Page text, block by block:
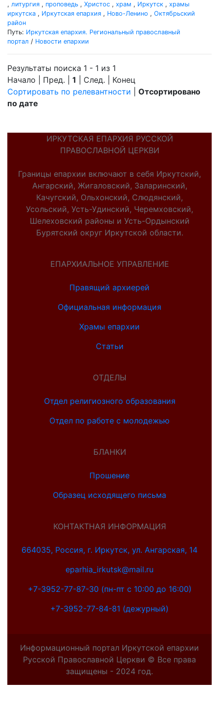
, литургия , проповедь , Христос , храм , Иркутск , храмы
иркутска , Иркутская епархия , Ново-Ленино , Октябрьский
район
Путь: Иркутская епархия. Региональный православный
портал / Новости епархии
Результаты поиска 1 - 1 из 1
Начало | Пред. | 1 | След. | Конец
Сортировать по релевантности
Отсортировано
по дате
ИРКУТСКАЯ ЕПАРХИЯ РУССКОЙ
ПРАВОСЛАВНОЙ ЦЕРКВИ
Границы епархии включают в себя Иркутский,
Ангарский, Жигаловский, Заларинский,
Качугский, Ольхонский, Слюдянский,
Усольский, Усть-Удинский, Черемховский,
Шелеховский районы и Усть-Ордынский
Бурятский округ Иркутской области.
ЕПАРХИАЛЬНОЕ УПРАВЛЕНИЕ
Правящий архиерей
Официальная информация
Храмы епархии
Статьи
ОТДЕЛЫ
Отдел религиозного образования
Отдел по работе с молодежью
БЛАНКИ
Прошение
Образец исходящего письма
КОНТАКТНАЯ ИНФОРМАЦИЯ
664035, Россия, г. Иркутск, ул. Ангарская, 14
eparhia_irkutsk@mail.ru
+7-3952-77-87-30 (пн-пт с 10:00 до 16:00)
+7-3952-77-84-81 (дежурный)
Информационный портал Иркутской епархии
Русской Православной Церкви © Все права
защищены - 2024 год.